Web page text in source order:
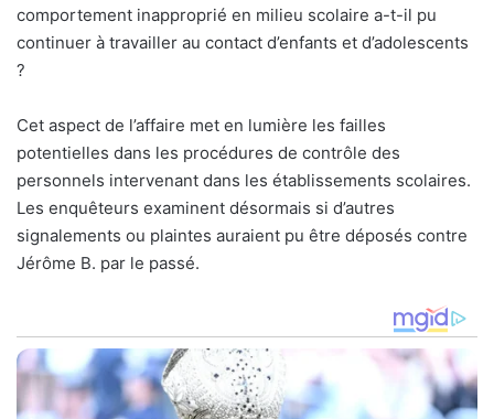
comportement inapproprié en milieu scolaire a-t-il pu
continuer à travailler au contact d’enfants et d’adolescents
?
Cet aspect de l’affaire met en lumière les failles
potentielles dans les procédures de contrôle des
personnels intervenant dans les établissements scolaires.
Les enquêteurs examinent désormais si d’autres
signalements ou plaintes auraient pu être déposés contre
Jérôme B. par le passé.